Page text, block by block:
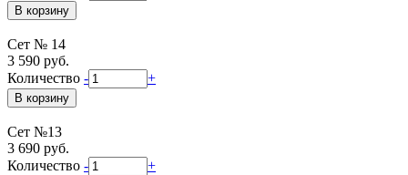
Сет № 14
3 590 руб.
Количество - +
Сет №13
3 690 руб.
Количество - +